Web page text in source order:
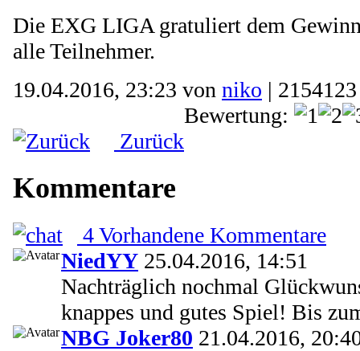
Die EXG LIGA gratuliert dem
alle Teilnehmer.
19.04.2016, 23:23 von niko |
Bewertung:
Zurück
Kommentare
4 Vorhandene Kommentare
NiedYY 25.04.2016, 14:51
Nachträglich nochmal
knappes und gutes Spiel! Bis
NBG Joker80 21.04.2016,